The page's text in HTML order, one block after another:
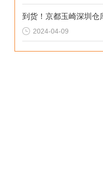
2024-04-09